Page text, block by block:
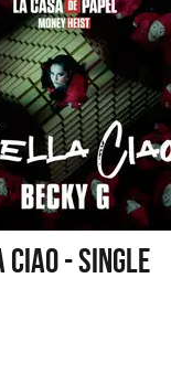
CIAO - SINGLE